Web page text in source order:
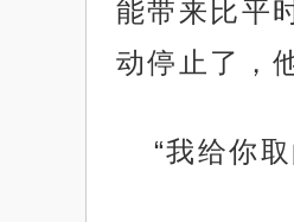
能带来比平
动停止了，
“我给你